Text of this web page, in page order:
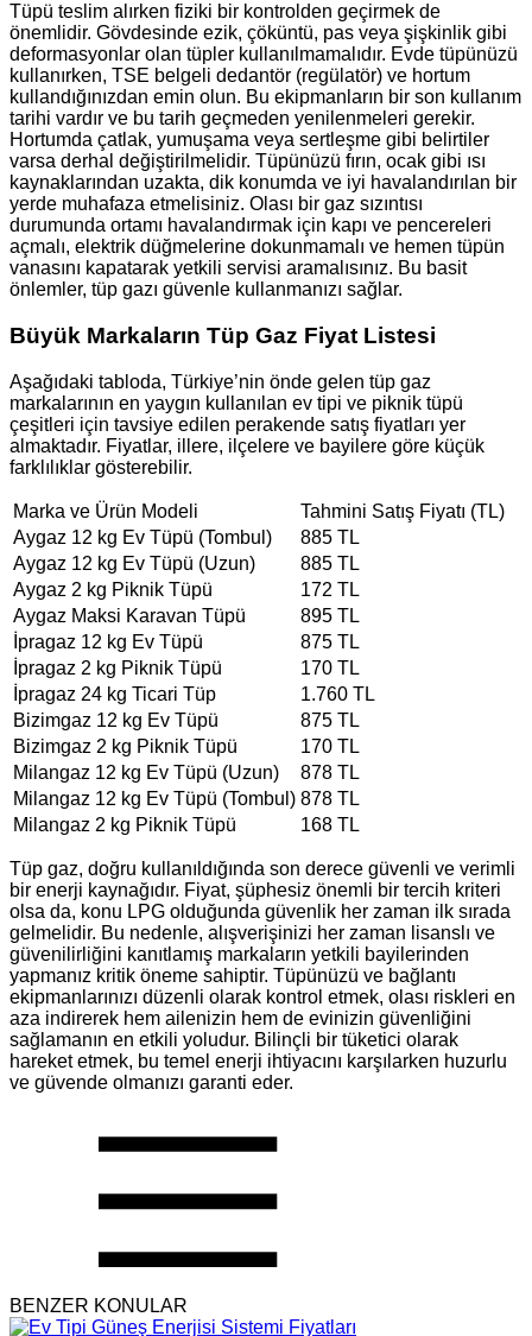
Tüpü teslim alırken fiziki bir kontrolden geçirmek de
önemlidir. Gövdesinde ezik, çöküntü, pas veya şişkinlik gibi
deformasyonlar olan tüpler kullanılmamalıdır. Evde tüpünüzü
kullanırken, TSE belgeli dedantör (regülatör) ve hortum
kullandığınızdan emin olun. Bu ekipmanların bir son kullanım
tarihi vardır ve bu tarih geçmeden yenilenmeleri gerekir.
Hortumda çatlak, yumuşama veya sertleşme gibi belirtiler
varsa derhal değiştirilmelidir. Tüpünüzü fırın, ocak gibi ısı
kaynaklarından uzakta, dik konumda ve iyi havalandırılan bir
yerde muhafaza etmelisiniz. Olası bir gaz sızıntısı
durumunda ortamı havalandırmak için kapı ve pencereleri
açmalı, elektrik düğmelerine dokunmamalı ve hemen tüpün
vanasını kapatarak yetkili servisi aramalısınız. Bu basit
önlemler, tüp gazı güvenle kullanmanızı sağlar.
Büyük Markaların Tüp Gaz Fiyat Listesi
Aşağıdaki tabloda, Türkiye’nin önde gelen tüp gaz
markalarının en yaygın kullanılan ev tipi ve piknik tüpü
çeşitleri için tavsiye edilen perakende satış fiyatları yer
almaktadır. Fiyatlar, illere, ilçelere ve bayilere göre küçük
farklılıklar gösterebilir.
Marka ve Ürün Modeli
Tahmini Satış Fiyatı (TL)
Aygaz 12 kg Ev Tüpü (Tombul)
885 TL
Aygaz 12 kg Ev Tüpü (Uzun)
885 TL
Aygaz 2 kg Piknik Tüpü
172 TL
Aygaz Maksi Karavan Tüpü
895 TL
İpragaz 12 kg Ev Tüpü
875 TL
İpragaz 2 kg Piknik Tüpü
170 TL
İpragaz 24 kg Ticari Tüp
1.760 TL
Bizimgaz 12 kg Ev Tüpü
875 TL
Bizimgaz 2 kg Piknik Tüpü
170 TL
Milangaz 12 kg Ev Tüpü (Uzun)
878 TL
Milangaz 12 kg Ev Tüpü (Tombul) 878 TL
Milangaz 2 kg Piknik Tüpü
168 TL
Tüp gaz, doğru kullanıldığında son derece güvenli ve verimli
bir enerji kaynağıdır. Fiyat, şüphesiz önemli bir tercih kriteri
olsa da, konu LPG olduğunda güvenlik her zaman ilk sırada
gelmelidir. Bu nedenle, alışverişinizi her zaman lisanslı ve
güvenilirliğini kanıtlamış markaların yetkili bayilerinden
yapmanız kritik öneme sahiptir. Tüpünüzü ve bağlantı
ekipmanlarınızı düzenli olarak kontrol etmek, olası riskleri en
aza indirerek hem ailenizin hem de evinizin güvenliğini
sağlamanın en etkili yoludur. Bilinçli bir tüketici olarak
hareket etmek, bu temel enerji ihtiyacını karşılarken huzurlu
ve güvende olmanızı garanti eder.
BENZER KONULAR